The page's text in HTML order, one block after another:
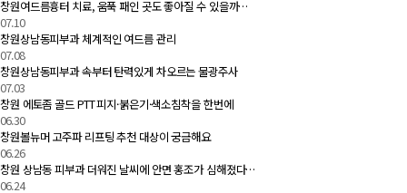
창원여드름흉터 치료, 움푹 패인 곳도 좋아질 수 있을까…
07.10
창원상남동피부과 체계적인 여드름 관리
07.08
창원상남동피부과 속부터 탄력있게 차오르는 물광주사
07.03
창원 에토좀 골드 PTT 피지·붉은기·색소침착을 한번에
06.30
창원볼뉴머 고주파 리프팅 추천 대상이 궁금해요
06.26
창원 상남동 피부과 더워진 날씨에 안면 홍조가 심해졌다…
06.24